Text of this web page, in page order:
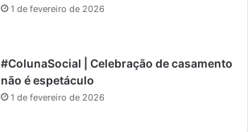
1 de fevereiro de 2026
#ColunaSocial | Celebração de casamento
não é espetáculo
1 de fevereiro de 2026